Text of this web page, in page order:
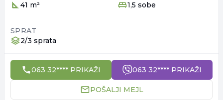
41 m²
1,5 sobe
SPRAT
2/3 sprata
063 32**** PRIKAŽI 063 32**** PRIKAŽI
POŠALJI MEJL